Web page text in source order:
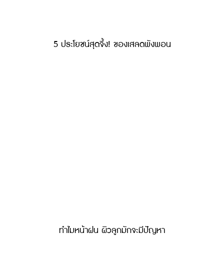
5 ประโยชน์สุดจึ้ง! ของเสลดพังพอน
ทำไมหน้าฝน ผิวลูกมักจะมีปัญหา